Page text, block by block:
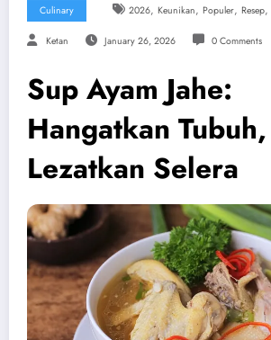
Culinary 2026, Keunikan, Populer, Resep,
Ketan January 26, 2026 0 Comments
Sup Ayam Jahe:
Hangatkan Tubuh,
Lezatkan Selera